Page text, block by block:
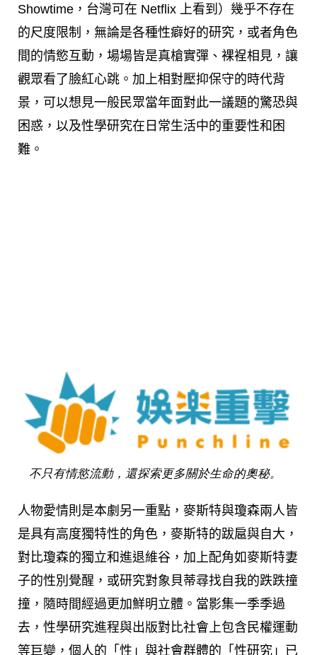
Showtime，台灣可在 Netflix 上看到）幾乎不存在
的尺度限制，無論是各種性癖好的研究，或者角色
間的情慾互動，場場皆是真槍實彈、裸裎相見，讓
觀眾看了臉紅心跳。加上相對壓抑保守的時代背
景，可以想見一般民眾當年面對此一議題的驚恐與
困惑，以及性學研究在日常生活中的重要性和困
難。
不只有情慾流動，還探索更多關於生命的奧秘。
人物愛情則是本劇另一重點，麥斯特與瓊森兩人皆
是具有高度獨特性的角色，麥斯特的跋扈與自大，
對比瓊森的獨立和進退維谷，加上配角如麥斯特妻
子的性別覺醒，或研究對象貝蒂尋找自我的跌跌撞
撞，隨時間經過更加鮮明立體。當影集一季季過
去，性學研究進程與出版對比社會上包含民權運動
等巨變，個人的「性」與社會群體的「性研究」已